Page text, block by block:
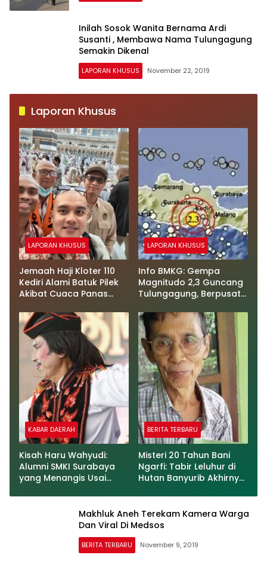
Inilah Sosok Wanita Bernama Ardi
Susanti , Membawa Nama Tulungagung
Semakin Dikenal
LAPORAN KHUSUS November 22, 2019
Laporan Khusus
LAPORAN KHUSUS
Jemaah Haji Kloter 110
Kediri Alami Batuk Pilek
Akibat Cuaca Panas
LAPORAN KHUSUS
Info BMKG: Gempa
Magnitudo 2,3 Guncang
Tulungagung, Berpusat
Km
KABAR DAERAH
Kisah Haru Wahyudi:
Alumni SMKI Surabaya
yang Menangis Usai
BERITA TERBARU
Misteri 20 Tahun Bani
Ngarfi: Tabir Leluhur di
Hutan Banyurib Akhirnya
Makhluk Aneh Terekam Kamera Warga
Dan Viral Di Medsos
BERITA TERBARU November 9, 2019